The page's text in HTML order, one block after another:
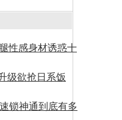
性感身材诱惑十
级欲抢日系饭
锁神通到底有多